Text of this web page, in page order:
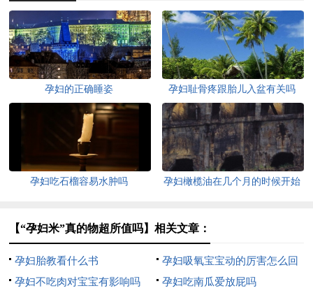
孕妇的正确睡姿 孕妇耻骨疼跟胎儿入盆有关吗
孕妇吃石榴容易水肿吗
孕妇橄榄油在几个月的时候开始
【“孕妇米”真的物超所值吗】相关文章：
孕妇胎教看什么书
孕妇吸氧宝宝动的厉害怎么回
事
孕妇不吃肉对宝宝有影响吗 孕妇吃南瓜爱放屁吗